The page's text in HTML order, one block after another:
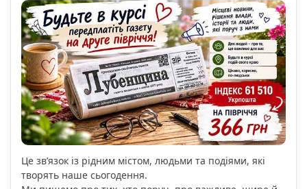
Це зв’язок із рідним містом, людьми та подіями, які
творять наше сьогодення.